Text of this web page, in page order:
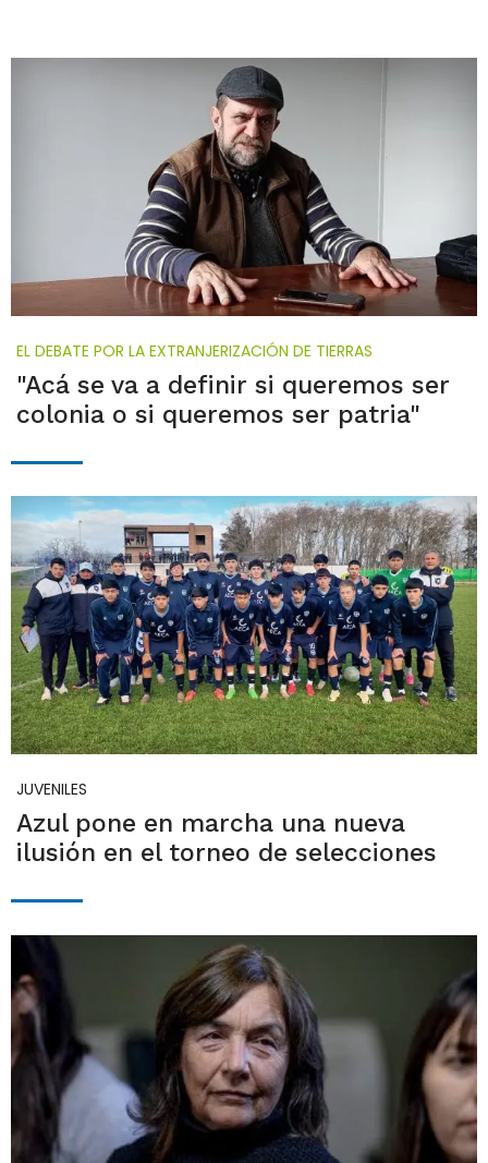
EL DEBATE POR LA EXTRANJERIZACIÓN DE TIERRAS
"Acá se va a definir si queremos ser
colonia o si queremos ser patria"
JUVENILES
Azul pone en marcha una nueva
ilusión en el torneo de selecciones